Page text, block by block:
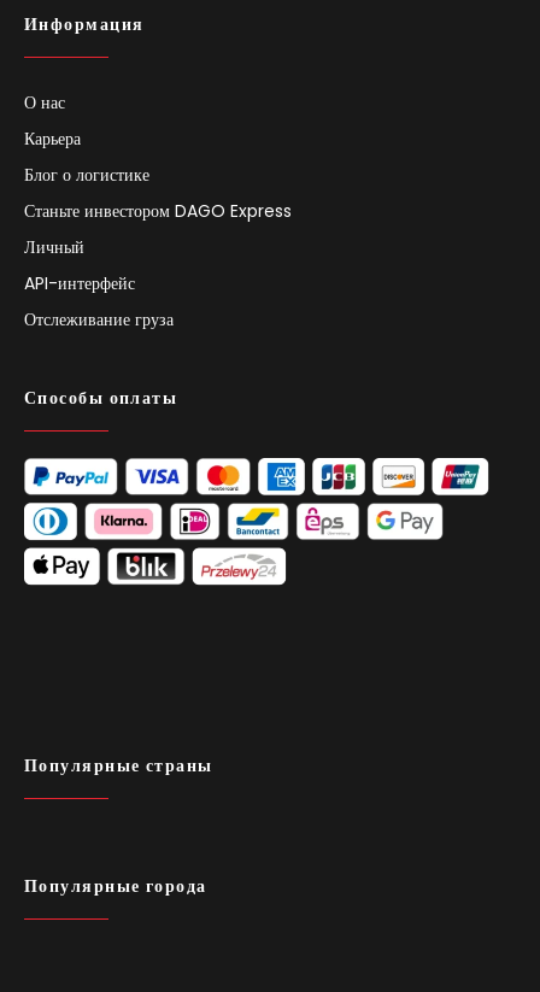
Информация
О нас
Карьера
Блог о логистике
Станьте инвестором DAGO Express
Личный
API-интерфейс
Отслеживание груза
Способы оплаты
Популярные страны
Популярные города